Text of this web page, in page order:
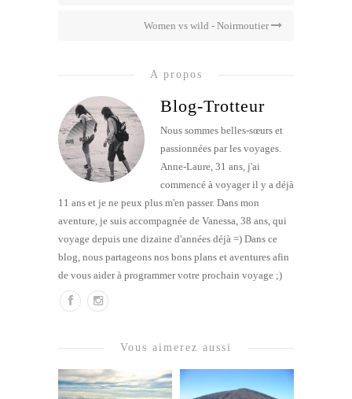
Women vs wild - Noirmoutier
A propos
Blog-Trotteur
Nous sommes belles-sœurs et
passionnées par les voyages.
Anne-Laure, 31 ans, j'ai
commencé à voyager il y a déjà
11 ans et je ne peux plus m'en passer. Dans mon
aventure, je suis accompagnée de Vanessa, 38 ans, qui
voyage depuis une dizaine d'années déjà =) Dans ce
blog, nous partageons nos bons plans et aventures afin
de vous aider à programmer votre prochain voyage ;)
Vous aimerez aussi